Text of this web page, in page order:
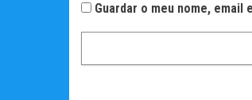
Guardar o meu nome,